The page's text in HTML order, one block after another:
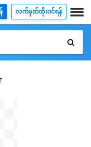
လက်မှတ်ထိုးဝင်ရန်